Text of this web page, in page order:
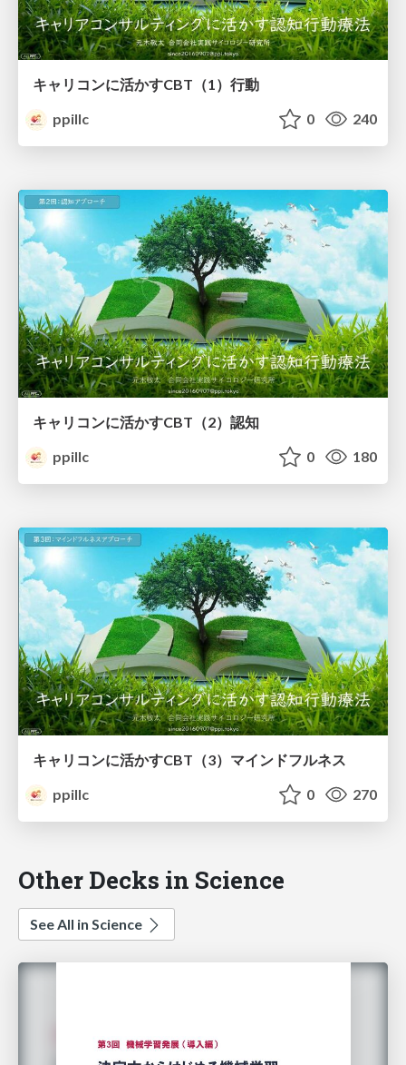
キャリコンに活かすCBT（1）行動
ppillc
0 240
キャリコンに活かすCBT（2）認知
ppillc
0 180
キャリコンに活かすCBT（3）マインドフルネス
ppillc
0 270
Other Decks in Science
See All in Science